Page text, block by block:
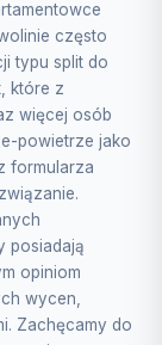
często
typu split do
które z
więcej osób
powietrze jako
formularza
posiadają
opiniom
wycen,
Zachęcamy do